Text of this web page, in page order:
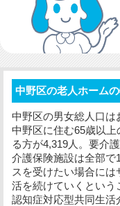
中野区の老人ホーム
中野区の男女総人口は
中野区に住む65歳以
る方が4,319人。要介
介護保険施設は全部で
スを受けたい場合に
活を続けていくという
認知症対応型共同生活